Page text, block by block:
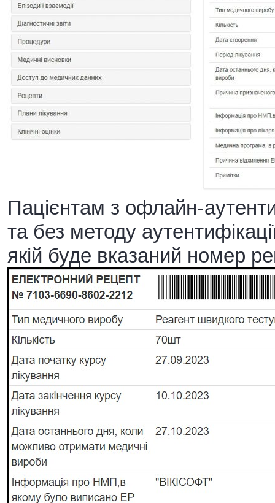
Пацієнтам з офлайн-
та без методу
якій буде вказаний номер